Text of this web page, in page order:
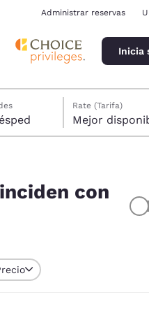
Administrar reservas
Inicia
1 huésped
Rate (Tarifa)
Mejor
con